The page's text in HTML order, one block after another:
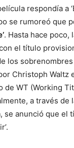
respondía a
se rumoreó que
. Hasta hace poco,
el título
los
Christoph Waltz
de WT (Working
a través de
se anunció que el